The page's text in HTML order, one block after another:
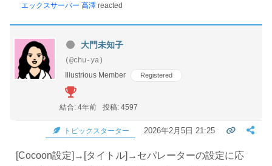
エックスサーバー 高澤 reacted
大門未知子
(@chu-ya)
Illustrious Member
Registered
結合: 4年前 投稿: 4597
トピックスターター 2026年2月5日 21:25
[Cocoon設定]→[タイトル]→ セパレーターの設定に応